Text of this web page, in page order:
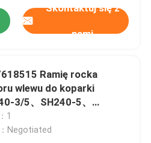
Skontaktuj się z
nami
Ramię rocka
wlewu do koparki
3/5、SH240-5、
、SY265 Silnik ZX240、
、CX240
1
Negotiated